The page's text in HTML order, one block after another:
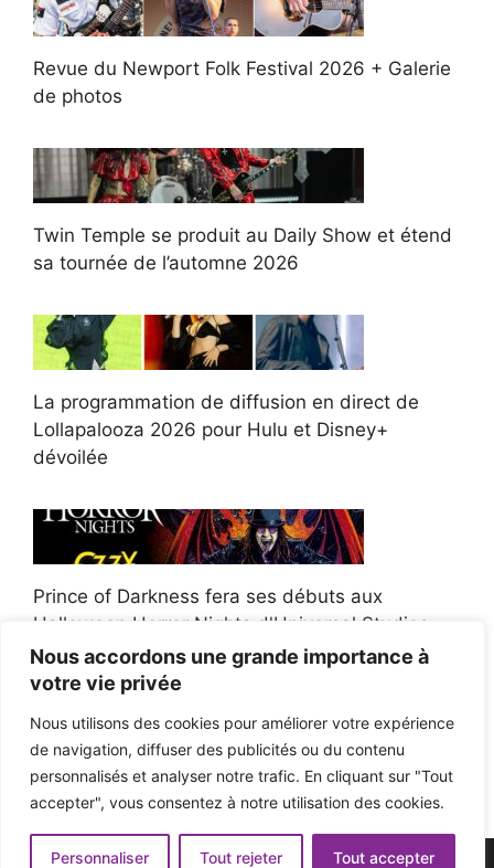
Nous accordons une grande importance à
votre vie privée
Nous utilisons des cookies pour améliorer votre expérience
de navigation, diffuser des publicités ou du contenu
personnalisés et analyser notre trafic. En cliquant sur "Tout
accepter", vous consentez à notre utilisation des cookies.
Personnaliser Tout rejeter Tout accepter
Revue du Newport Folk Festival 2026 + Galerie
de photos
Twin Temple se produit au Daily Show et étend
sa tournée de l’automne 2026
La programmation de diffusion en direct de
Lollapalooza 2026 pour Hulu et Disney+
dévoilée
Prince of Darkness fera ses débuts aux
Halloween Horror Nights d'Universal Studios
Afroman poursuit un policier de l'Ohio après la
victoire du jury en diffamation